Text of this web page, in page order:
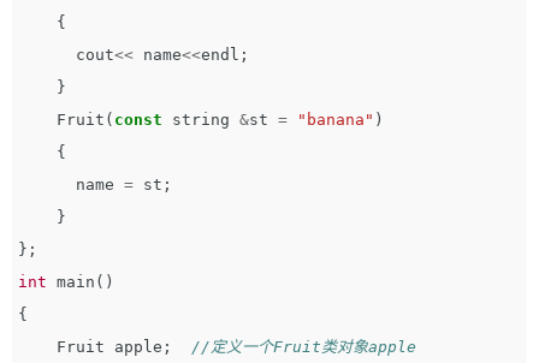
{
cout<< name<<endl ;
}
Fruit ( const string &st = "banana" )
{
name = st ;
}
};
int main ()
{
Fruit
apple ;
//定义一个Fruit类对象apple